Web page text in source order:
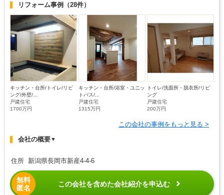
リフォーム事例 （28件）
キッチン・台所/トイレ/リビ
ング/外壁/...
戸建住宅
1700万円
キッチン・台所/浴室・ユニッ
トバス/...
戸建住宅
1315万円
トイレ/洗面所・脱衣所/リビ
ング
戸建住宅
200万円
この会社の事例をもっと見る >
会社の概要▼
住所 新潟県長岡市新産4-4-6
無料
匿名
この会社を含めた会社紹介を申込む